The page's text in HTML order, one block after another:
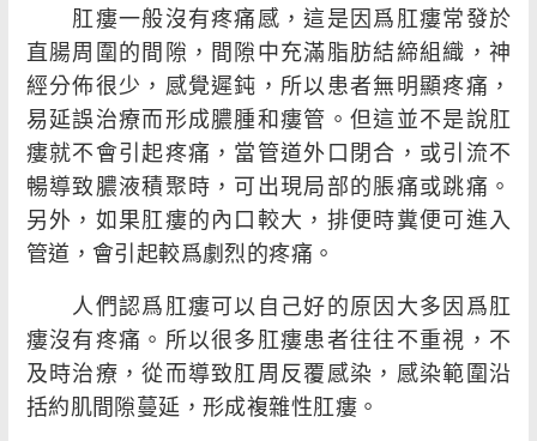
肛瘻一般沒有疼痛感，這是因爲肛瘻常發於
直腸周圍的間隙，間隙中充滿脂肪結締組織，神
經分佈很少，感覺遲鈍，所以患者無明顯疼痛，
易延誤治療而形成膿腫和瘻管。但這並不是說肛
瘻就不會引起疼痛，當管道外口閉合，或引流不
暢導致膿液積聚時，可出現局部的脹痛或跳痛。
另外，如果肛瘻的內口較大，排便時糞便可進入
管道，會引起較爲劇烈的疼痛。
人們認爲肛瘻可以自己好的原因大多因爲肛
瘻沒有疼痛。所以很多肛瘻患者往往不重視，不
及時治療，從而導致肛周反覆感染，感染範圍沿
括約肌間隙蔓延，形成複雜性肛瘻。